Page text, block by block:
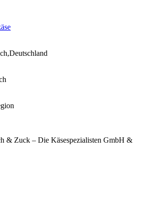
& Zuck – Die Käsespezialisten GmbH &